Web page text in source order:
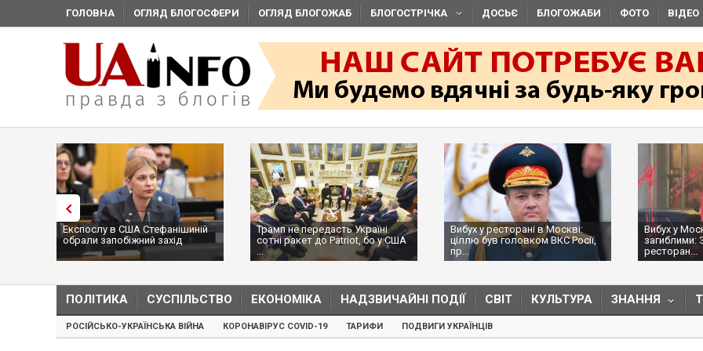
ГОЛОВНА ОГЛЯД БЛОГОСФЕРИ ОГЛЯД БЛОГОЖАБ БЛОГОСТРІЧКА ДОСЬЄ БЛОГОЖАБИ ФОТО ВІДЕО
Експослу в США Стефанішиній
обрали запобіжний захід
Трамп не передасть Україні
сотні ракет до Patriot, бо у США
...
Вибух у ресторані в Москві:
ціллю був головком ВКС Росії,
пр...
Вибух у
загиблими:
ресторан...
ПОЛІТИКА СУСПІЛЬСТВО ЕКОНОМІКА НАДЗВИЧАЙНІ ПОДІЇ СВІТ КУЛЬТУРА ЗНАННЯ
РОСІЙСЬКО-УКРАЇНСЬКА ВІЙНА КОРОНАВІРУС COVID-19 ТАРИФИ ПОДВИГИ УКРАЇНЦІВ